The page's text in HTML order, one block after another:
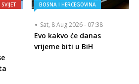
SVIJET BOSNA I HERCEGOVINA
Sat, 8 Aug 2026 - 07:38
Evo kakvo će danas
vrijeme biti u BiH